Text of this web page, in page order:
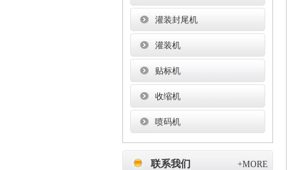
灌装封尾机
灌装机
贴标机
收缩机
喷码机
联系我们 +MORE